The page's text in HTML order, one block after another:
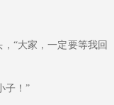
“大家，一定要等我回
子！”